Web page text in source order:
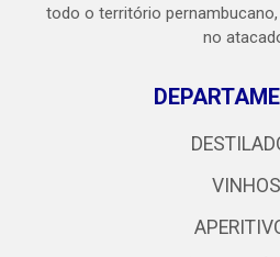
todo o território
no
VINHOS